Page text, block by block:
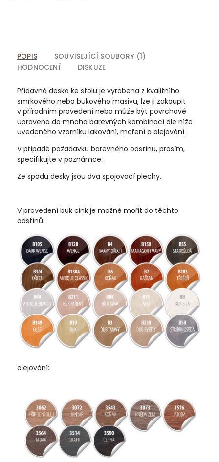
POPIS
SOUVISEJÍCÍ SOUBORY (1)
HODNOCENÍ
DISKUZE
Přídavná deska ke stolu je vyrobena z kvalitního
smrkového nebo bukového masivu, lze ji zakoupit
v přírodním provedení nebo může být povrchově
upravena do mnoha barevných kombinací dle níže
uvedeného vzorníku lakování, moření a olejování.
V případě požadavku barevného odstínu, prosím,
specifikujte v poznámce.
Ze spodu desky jsou dva spojovací plechy.
V provedení buk cink je možné mořit do těchto
odstínů:
olejování: